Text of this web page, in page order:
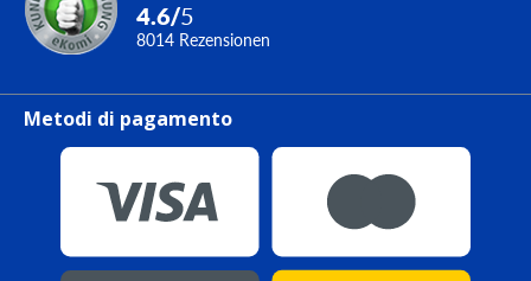
4.6/5
8014 Rezensionen
Metodi di pagamento